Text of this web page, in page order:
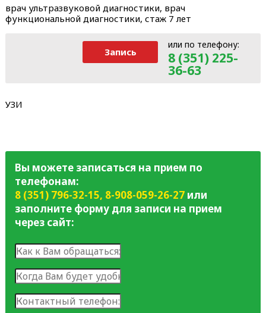
врач ультразвуковой диагностики, врач
функциональной диагностики, стаж 7 лет
или по телефону:
8 (351) 225-
36-63
Запись
УЗИ
Вы можете записаться на прием по
телефонам:
8 (351) 796-32-15, 8-908-059-26-27или
заполните форму для записи на прием
через сайт: